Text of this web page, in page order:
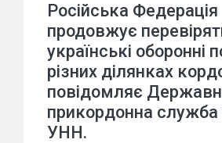
Російська Федерація
продовжує
українські оборонні
різних ділянках
повідомляє
прикордонна служба
УНН.